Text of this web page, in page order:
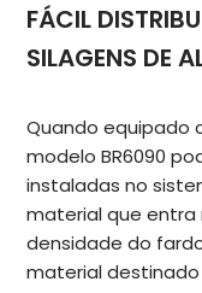
FÁCIL
SILAGENS DE
Quando equipado
modelo BR6090
instaladas no
material que
densidade do
material